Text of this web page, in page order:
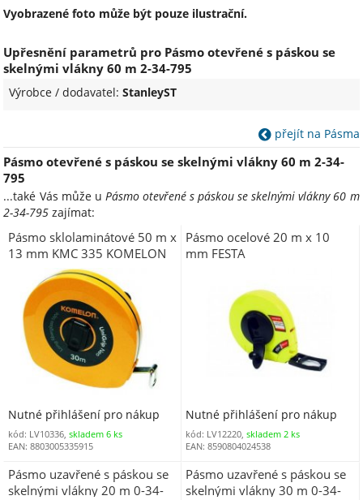
Vyobrazené foto může být pouze ilustrační.
Upřesnění parametrů pro Pásmo otevřené s páskou se
skelnými vlákny 60 m 2-34-795
Výrobce / dodavatel:StanleyST
přejít na Pásma
Pásmo otevřené s páskou se skelnými vlákny 60 m 2-34-
795
...také Vás může u Pásmo otevřené s páskou se skelnými vlákny 60 m
2-34-795 zajímat:
Pásmo sklolaminátové 50 m x
13 mm KMC 335 KOMELON
Nutné přihlášení pro nákup
kód: LV10336, skladem 6 ks
EAN: 8803005335915
Pásmo ocelové 20 m x 10
mm FESTA
Nutné přihlášení pro nákup
kód: LV12220,skladem 2 ks
EAN: 8590804024538
Pásmo uzavřené s páskou se
skelnými vlákny 20 m 0-34-
Pásmo uzavřené s páskou se
skelnými vlákny 30 m 0-34-